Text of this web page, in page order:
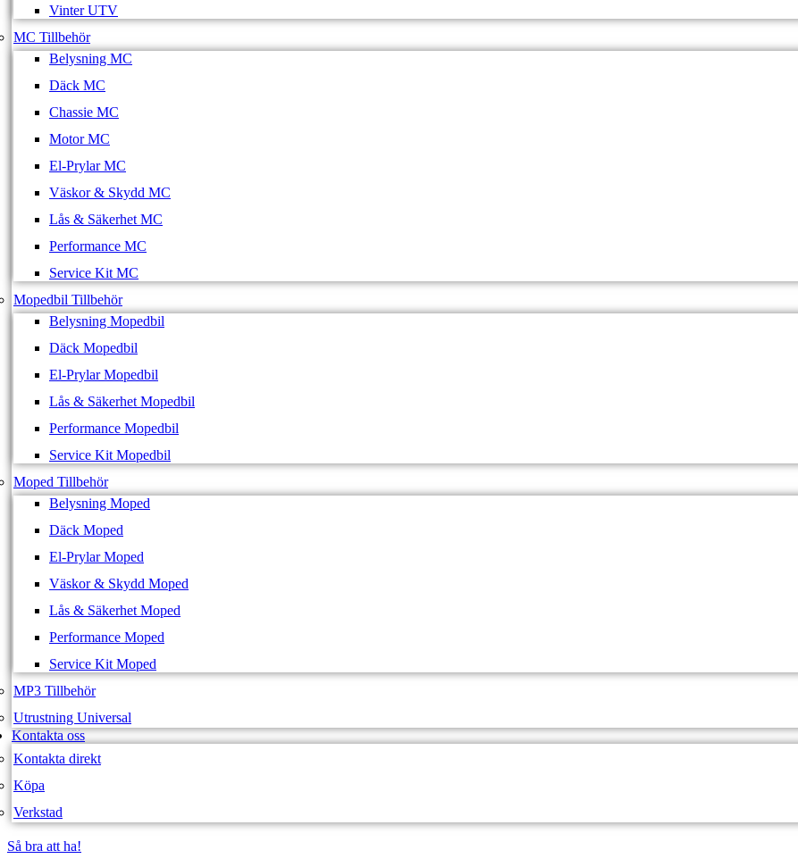
Vinter UTV
MC Tillbehör
Belysning MC
Däck MC
Chassie MC
Motor MC
El-Prylar MC
Väskor & Skydd MC
Lås & Säkerhet MC
Performance MC
Service Kit MC
Mopedbil Tillbehör
Belysning Mopedbil
Däck Mopedbil
El-Prylar Mopedbil
Lås & Säkerhet Mopedbil
Performance Mopedbil
Service Kit Mopedbil
Moped Tillbehör
Belysning Moped
Däck Moped
El-Prylar Moped
Väskor & Skydd Moped
Lås & Säkerhet Moped
Performance Moped
Service Kit Moped
MP3 Tillbehör
Utrustning Universal
Kontakta oss
Kontakta direkt
Köpa
Verkstad
Så bra att ha!